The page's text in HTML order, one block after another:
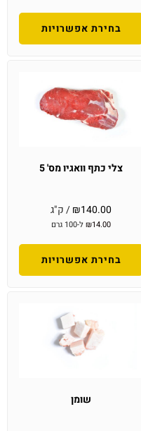
בחירת אפשרויות
צלי כתף וואגיו מס' 5
₪140.00 / ק"ג
₪14.00 ל-100 גרם
בחירת אפשרויות
שומן